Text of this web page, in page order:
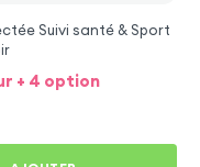
Suivi santé & Sport
+ 4 option